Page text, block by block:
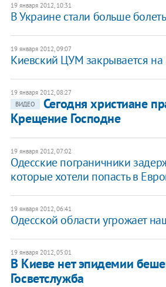
19 января 2012, 10:31
​В Украине стали больше
19 января 2012, 09:07
​Киевский ЦУМ закрывается на
19 января 2012, 08:27
ВИДЕО
​Сегодня христиане
Крещение Господне
19 января 2012, 07:02
Одесские пограничники
которые хотели попасть в
19 января 2012, 06:41
Одесской области угрожает
19 января 2012, 05:01
В Киеве нет эпидемии
Госветслужба